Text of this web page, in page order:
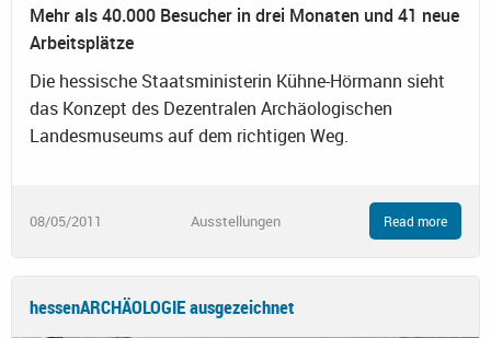
Mehr als 40.000 Besucher in drei Monaten und 41 neue
Arbeitsplätze
Die hessische Staatsministerin Kühne-Hörmann sieht
das Konzept des Dezentralen Archäologischen
Landesmuseums auf dem richtigen Weg.
08/05/2011 Ausstellungen Read more
hessenARCHÄOLOGIE ausgezeichnet